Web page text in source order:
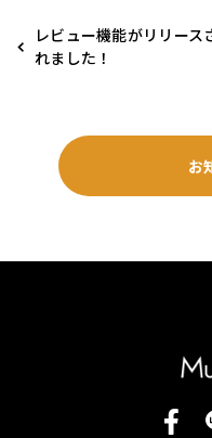
レビュー機能がリリース
れました！
お